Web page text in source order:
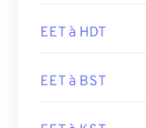
EET à HDT
EET à BST